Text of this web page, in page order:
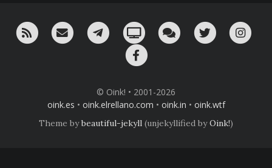
RSS ¡Mándame un email!¡Nuestro canal en Telegram!
Oink! TV Charla con nosotros
Twitter
© Oink! • 2001-2026
oink.es • oink.elrellano.com • oink.in • oink.wtf
Theme bybeautiful-jekyll (unjekyllified byOink!)